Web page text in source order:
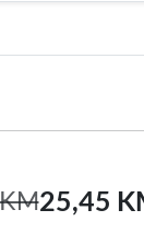
25,45